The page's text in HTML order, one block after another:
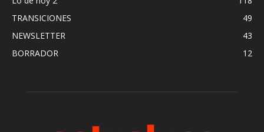
TRANSICIONES
49
NEWSLETTER
43
BORRADOR
12